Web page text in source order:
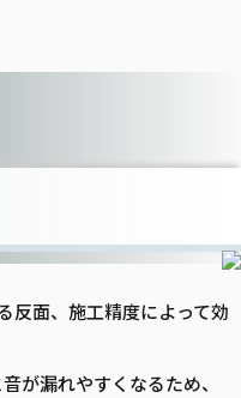
反面、施工精度によって効
が漏れやすくなるため、